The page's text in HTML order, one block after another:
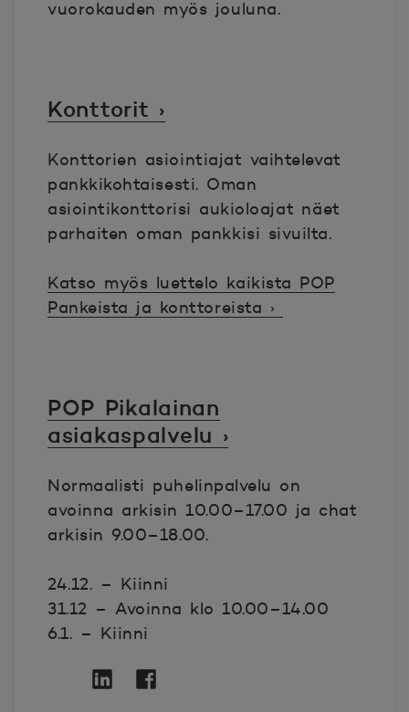
vuorokauden myös jouluna.
Konttorit ›
Konttorien asiointiajat vaihtelevat
pankkikohtaisesti. Oman
asiointikonttorisi aukioloajat näet
parhaiten oman pankkisi sivuilta.
Katso myös luettelo kaikista POP
Pankeista ja konttoreista ›
POP Pikalainan
asiakaspalvelu ›
Normaalisti puhelinpalvelu on
avoinna arkisin 10.00–17.00 ja chat
arkisin 9.00–18.00.
24.12. – Kiinni
31.12 – Avoinna klo 10.00–14.00
6.1. – Kiinni